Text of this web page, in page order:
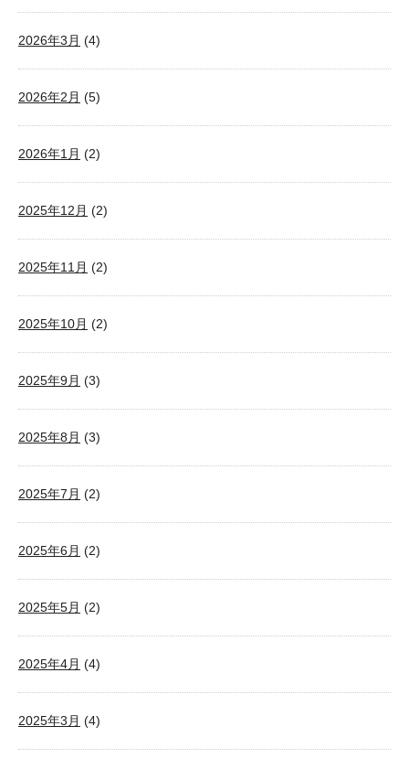
2026年3月 (4)
2026年2月 (5)
2026年1月 (2)
2025年12月 (2)
2025年11月 (2)
2025年10月 (2)
2025年9月 (3)
2025年8月 (3)
2025年7月 (2)
2025年6月 (2)
2025年5月 (2)
2025年4月 (4)
2025年3月 (4)